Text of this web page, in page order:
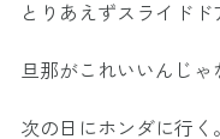
とりあえずスライド
旦那がこれいいんじ
次の日にホンダに行く